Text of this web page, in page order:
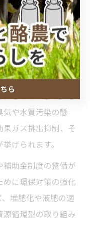
大刀洗町で
進む背景とは
業と自然環境の調
なっています。そ
や水質汚染の懸
ガス排出抑制、そ
げられます。
助金制度の整備が
に環保対策の強化
堆肥化や液肥の適
循環型の取り組み
ら
ら